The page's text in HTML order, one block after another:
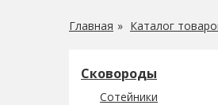
Главная Каталог
Сковороды
Сотейники